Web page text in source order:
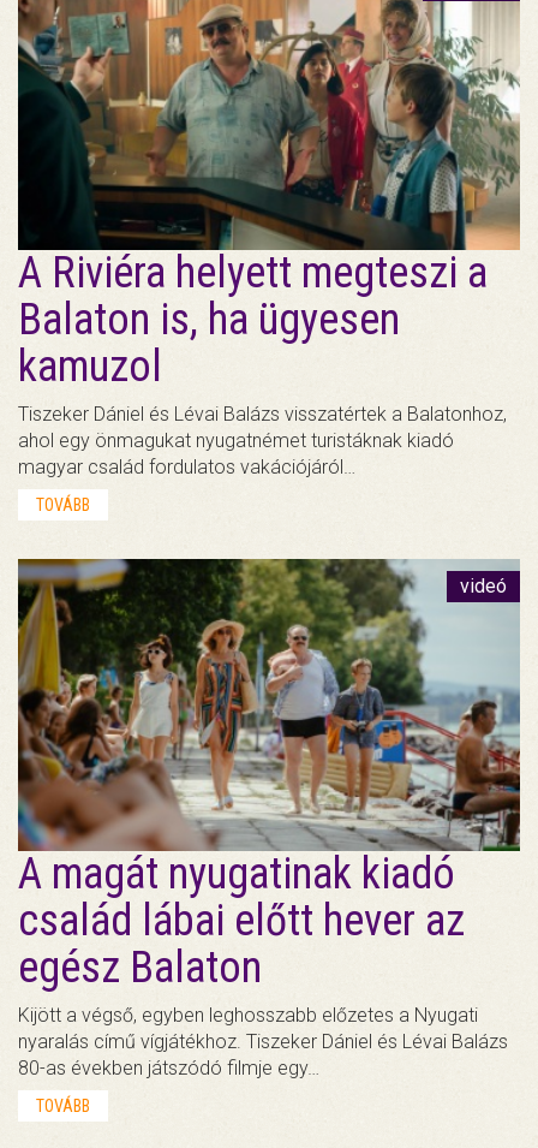
A Riviéra helyett megteszi a
Balaton is, ha ügyesen
kamuzol
Tiszeker Dániel és Lévai Balázs visszatértek a Balatonhoz,
ahol egy önmagukat nyugatnémet turistáknak kiadó
magyar család fordulatos vakációjáról…
TOVÁBB
videó
A magát nyugatinak kiadó
család lábai előtt hever az
egész Balaton
Kijött a végső, egyben leghosszabb előzetes a Nyugati
nyaralás című vígjátékhoz. Tiszeker Dániel és Lévai Balázs
80-as években játszódó filmje egy…
TOVÁBB